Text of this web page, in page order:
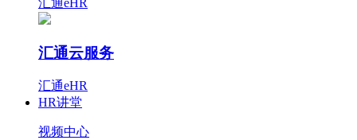
汇通eHR
汇通云服务
汇通eHR
HR讲堂
视频中心